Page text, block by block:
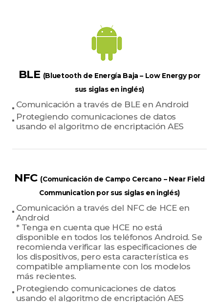
BLE (Bluetooth de Energía Baja – Low Energy por
sus siglas en inglés)
Comunicación a través de BLE en Android
Protegiendo comunicaciones de datos
usando el algoritmo de encriptación AES
NFC (Comunicación de Campo Cercano – Near Field
Communication por sus siglas en inglés)
Comunicación a través del NFC de HCE en
Android
* Tenga en cuenta que HCE no está
disponible en todos los teléfonos Android. Se
recomienda verificar las especificaciones de
los dispositivos, pero esta característica es
compatible ampliamente con los modelos
más recientes.
Protegiendo comunicaciones de datos
usando el algoritmo de encriptación AES